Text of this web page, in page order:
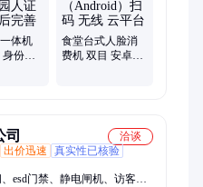
体机
身份识
食堂台式人脸消
费机 双目 安卓
司
洽谈
出价迅速
真实性已核验
esd门禁、静电闸机、访客